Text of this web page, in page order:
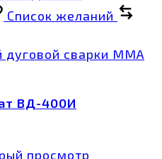
Список желаний
сварки MMA
ВД-400И
просмотр